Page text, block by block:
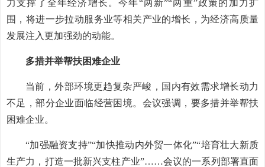
力支撑了全年经济增长。今年“两新”“两重”政策的加力扩
围，将进一步拉动服务业等相关产业的增长，为经济高质量
发展注入更加强劲的动能。
多措并举帮扶困难企业
当前，外部环境更趋复杂严峻，国内有效需求增长动力
不足，部分企业面临经营困境。会议强调，要多措并举帮扶
困难企业。
“加强融资支持”“加快推动内外贸一体化”“培育壮大新质
生产力，打造一批新兴支柱产业”……会议的一系列部署直面